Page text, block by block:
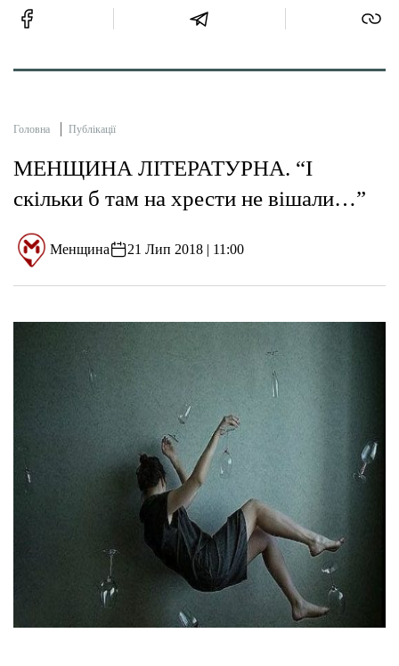
Головна Публікації
МЕНЩИНА ЛІТЕРАТУРНА. “І
скільки б там на хрести не вішали…”
Менщина 21 Лип 2018 | 11:00